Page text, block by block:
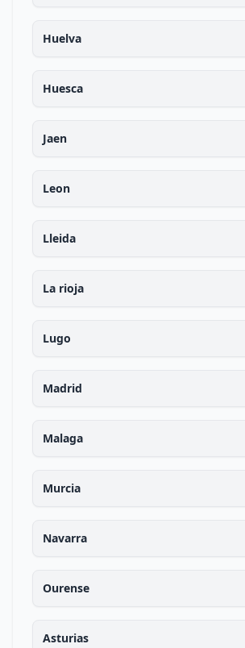
Huelva
Huesca
Jaen
Leon
Lleida
La rioja
Lugo
Madrid
Malaga
Murcia
Navarra
Ourense
Asturias